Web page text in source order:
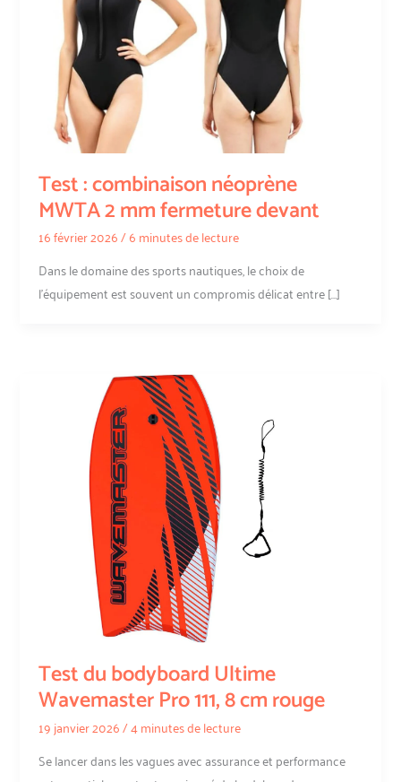
Test : combinaison néoprène
MWTA 2 mm fermeture devant
16 février 2026/6 minutes de lecture
Dans le domaine des sports nautiques, le choix de
l’équipement est souvent un compromis délicat entre […]
Test du bodyboard Ultime
Wavemaster Pro 111, 8 cm rouge
19 janvier 2026/4 minutes de lecture
Se lancer dans les vagues avec assurance et performance